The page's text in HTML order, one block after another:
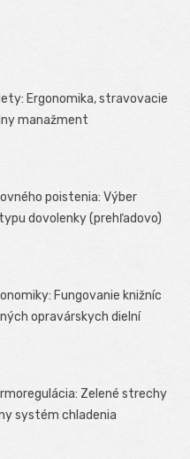
Ergonomika, stravovacie
manažment
poistenia: Výber
dovolenky (prehľadovo)
Fungovanie knižníc
opravárskych dielní
Zelené strechy
systém chladenia